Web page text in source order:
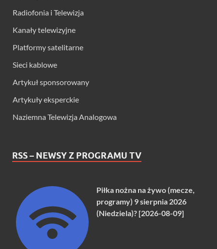
Radiofonia i Telewizja
Kanały telewizyjne
Platformy satelitarne
Sieci kablowe
Artykuł sponsorowany
Artykuły eksperckie
Naziemna Telewizja Analogowa
RSS – NEWSY Z PROGRAMU TV
Piłka nożna na żywo (mecze,
programy) 9 sierpnia 2026
(Niedziela)? [2026-08-09]